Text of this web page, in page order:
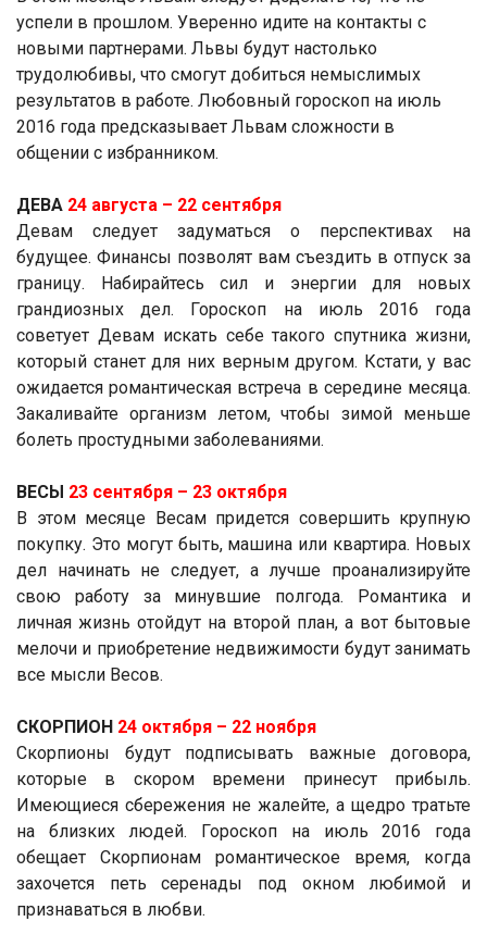
успели в прошлом. Уверенно идите на контакты с
новыми партнерами. Львы будут настолько
трудолюбивы, что смогут добиться немыслимых
результатов в работе. Любовный гороскоп на июль
2016 года предсказывает Львам сложности в
общении с избранником.
ДЕВА 24 августа ­– 22 сентября
Девам следует задуматься о перспективах на
будущее. Финансы позволят вам съездить в отпуск за
границу. Набирайтесь сил и энергии для новых
грандиозных дел. Гороскоп на июль 2016 года
советует Девам искать себе такого спутника жизни,
который станет для них верным другом. Кстати, у вас
ожидается романтическая встреча в середине месяца.
Закаливайте организм летом, чтобы зимой меньше
болеть простудными заболеваниями.
ВЕСЫ 23 сентября ­– 23 октября
В этом месяце Весам придется совершить крупную
покупку. Это могут быть, машина или квартира. Новых
дел начинать не следует, а лучше проанализируйте
свою работу за минувшие полгода. Романтика и
личная жизнь отойдут на второй план, а вот бытовые
мелочи и приобретение недвижимости будут занимать
все мысли Весов.
СКОРПИОН 24 октября ­– 22 ноября
Скорпионы будут подписывать важные договора,
которые в скором времени принесут прибыль.
Имеющиеся сбережения не жалейте, а щедро тратьте
на близких людей. Гороскоп на июль 2016 года
обещает Скорпионам романтическое время, когда
захочется петь серенады под окном любимой и
признаваться в любви.